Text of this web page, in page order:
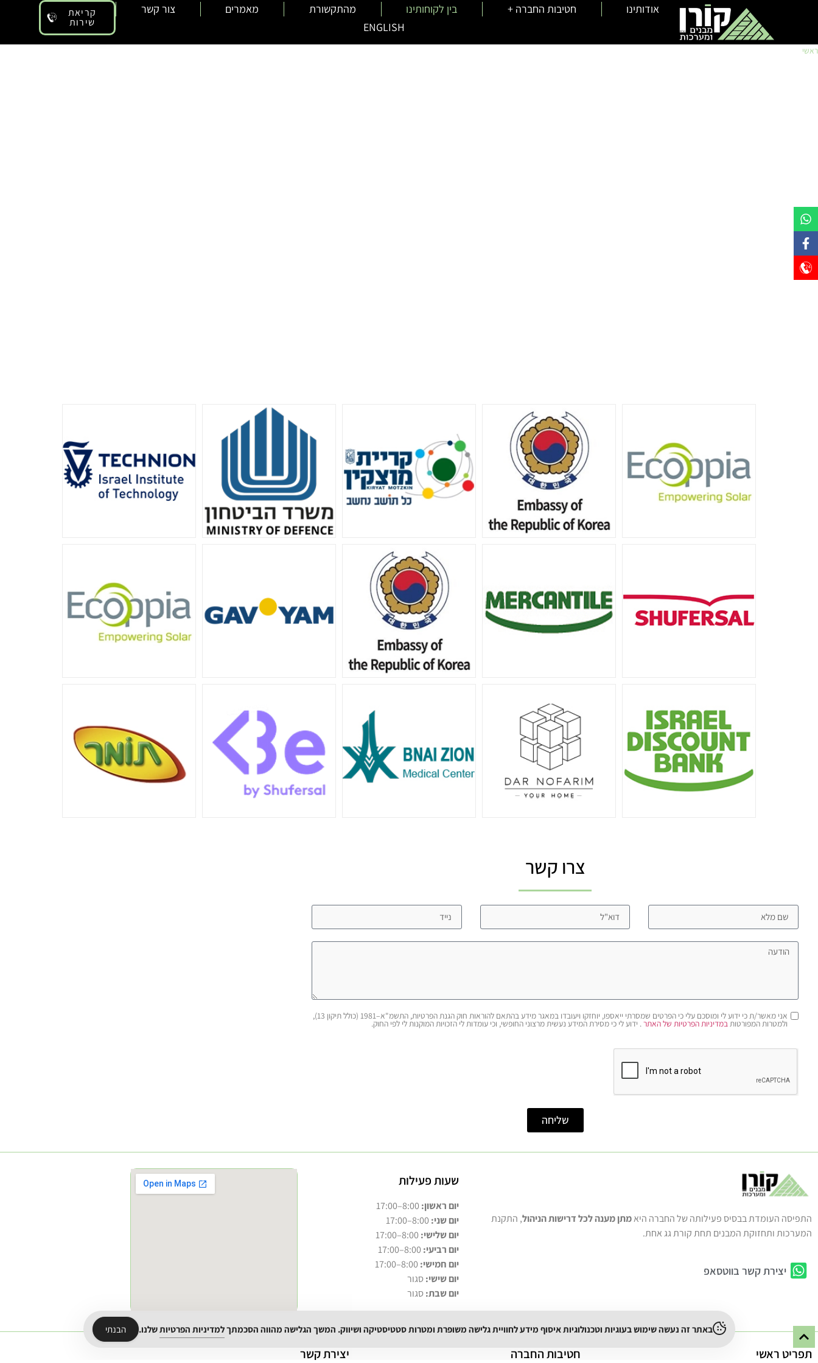
אודותינו חטיבות החברה + בין לקוחותינו מהתקשורת מאמרים
צור קשר
ENGLISH
קריאת
שירות
ראשי
צרו קשר
אני מאשר/ת כי ידוע לי ומוסכם עלי כי הפרטים שמסרתי ייאספו, יוחזקו ויעובדו במאגר מידע בהתאם להוראות חוק הגנת הפרטיות, התשמ"א–1981 (כולל תיקון 13),
ולמטרות המפורטות במדיניות הפרטיות של האתר . ידוע לי כי מסירת המידע נעשית מרצוני החופשי, וכי עומדות לי הזכויות המוקנות לי לפי החוק.
שליחה
התפיסה העומדת בבסיס פעילותה של החברה היאמתן מענה לכל דרישות הניהול, התקנת
המערכות ותחזוקת המבנים תחת קורת גג אחת.
יצירת קשר בווטסאפ
שעות פעילות
יום ראשון:
יום שני:
יום שלישי:
יום רביעי:
יום חמישי:
יום שישי:סגור
יום שבת:סגור
תפריט ראשי חטיבות החברה יצירת קשר
באתר זה נעשה שימוש בעוגיות וטכנולוגיות איסוף מידע לחוויית גלישה משופרת ומטרות סטטיסטיקה ושיווק. המשך הגלישה מהווה הסכמתךלמדיניות הפרטיותשלנו. הבנתי